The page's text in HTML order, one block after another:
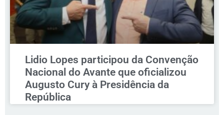
Lidio Lopes participou da Convenção
Nacional do Avante que oficializou
Augusto Cury à Presidência da
República